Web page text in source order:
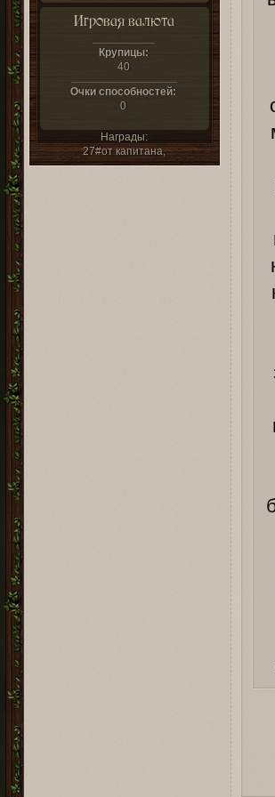
Игровая валюта
Крупицы:
40
Очки способностей:
0
Награды:
27#от капитана,